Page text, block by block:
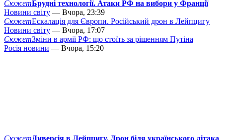
СюжетБрудні технології. Атаки РФ на вибори у Франції
Новини світу — Вчора, 23:39
СюжетЕскалація для Європи. Російський дрон в Лейпцигу
Новини світу — Вчора, 17:07
СюжетЗміни в армії РФ: що стоїть за рішенням Путіна
Росія новини — Вчора, 15:20